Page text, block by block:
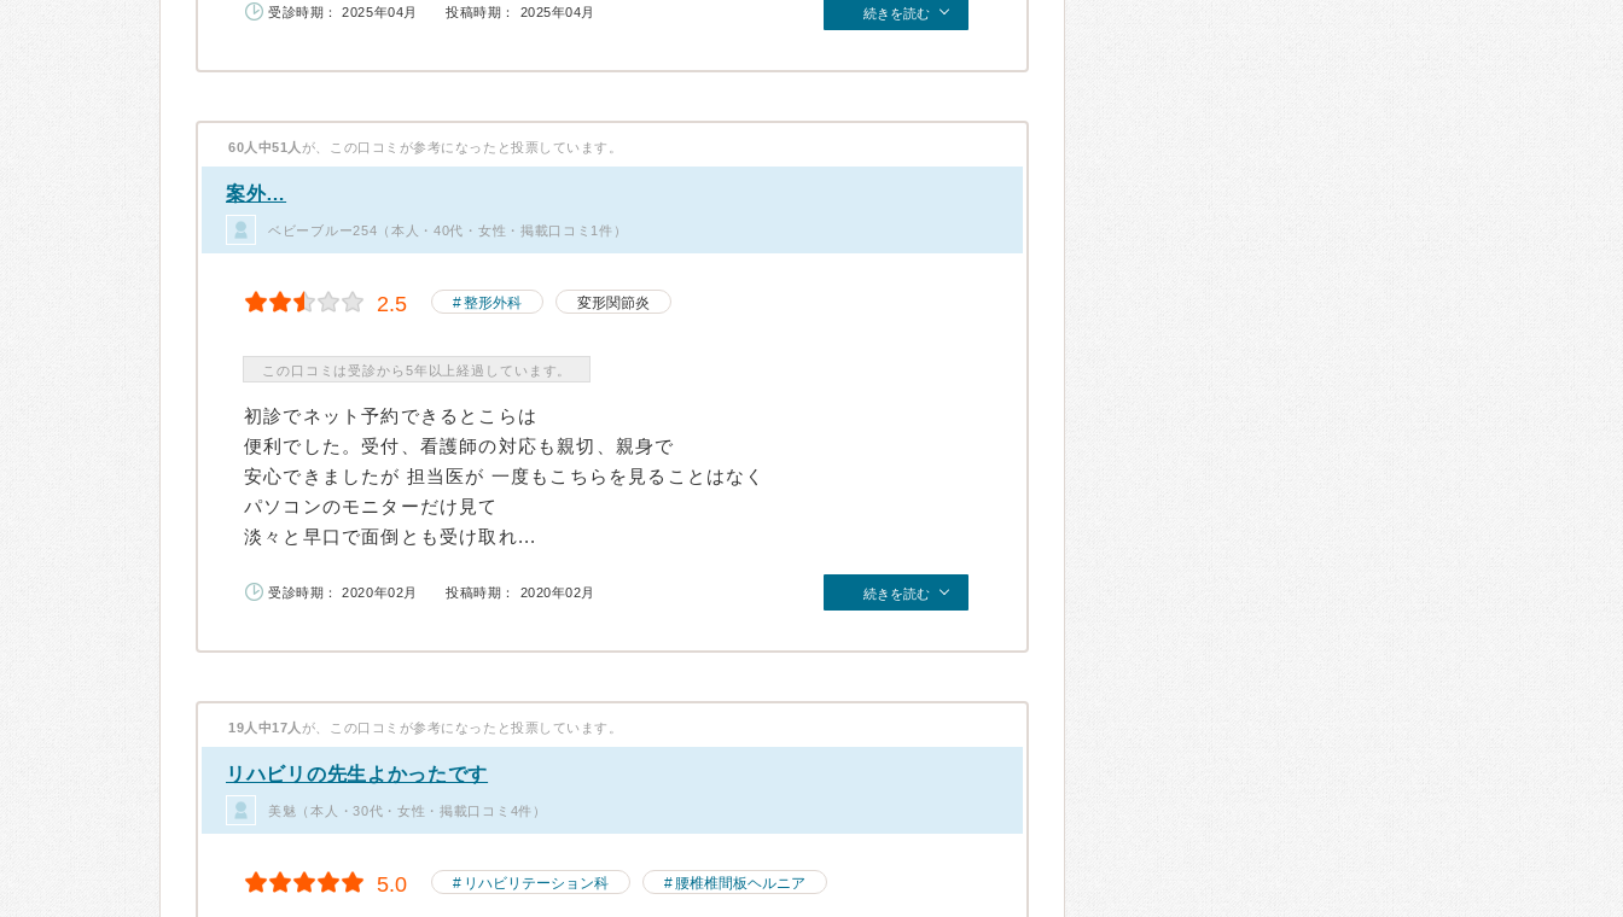
受診時期： 2025年04月 投稿時期： 2025年04月 続きを読む
60人中51人 が、この口コミが参考になったと投票しています。
案外…
ベビーブルー254（本人・40代・女性・掲載口コミ1件）
2.5 整形外科 変形関節炎
この口コミは受診から5年以上経過しています。
初診でネット予約できるとこらは
便利でした。受付、看護師の対応も親切、親身で
安心できましたが 担当医が 一度もこちらを見ることはなく
パソコンのモニターだけ見て
淡々と早口で面倒とも受け取れ...
受診時期： 2020年02月 投稿時期： 2020年02月 続きを読む
19人中17人 が、この口コミが参考になったと投票しています。
リハビリの先生よかったです
美魅（本人・30代・女性・掲載口コミ4件）
5.0 リハビリテーション科 腰椎椎間板ヘルニア